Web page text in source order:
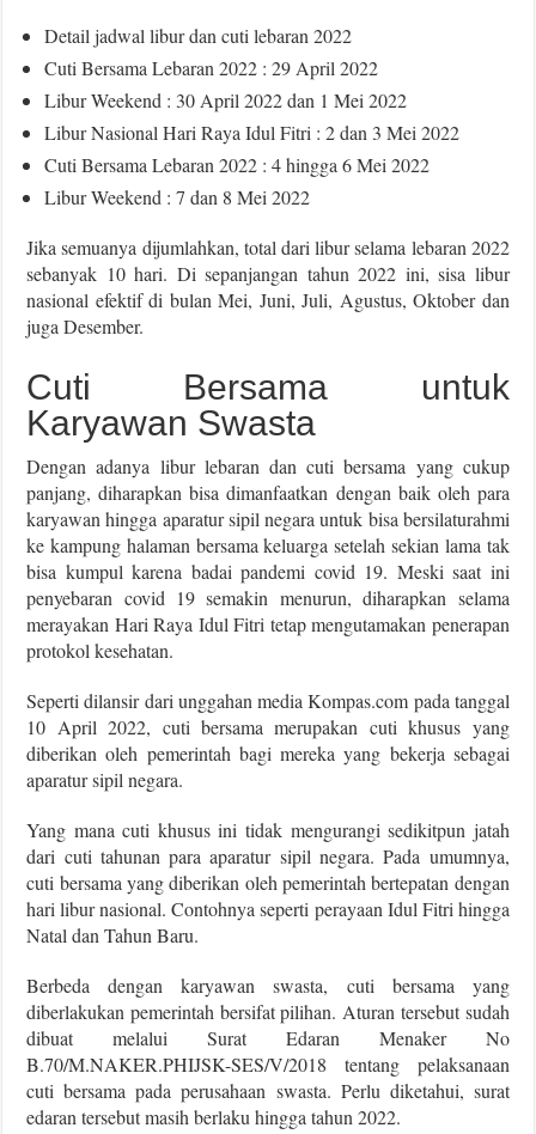
Detail jadwal libur dan cuti lebaran 2022
Cuti Bersama Lebaran 2022 : 29 April 2022
Libur Weekend : 30 April 2022 dan 1 Mei 2022
Libur Nasional Hari Raya Idul Fitri : 2 dan 3 Mei 2022
Cuti Bersama Lebaran 2022 : 4 hingga 6 Mei 2022
Libur Weekend : 7 dan 8 Mei 2022
Jika semuanya dijumlahkan, total dari libur selama lebaran 2022
sebanyak 10 hari. Di sepanjangan tahun 2022 ini, sisa libur
nasional efektif di bulan Mei, Juni, Juli, Agustus, Oktober dan
juga Desember.
Cuti Bersama untuk
Karyawan Swasta
Dengan adanya libur lebaran dan cuti bersama yang cukup
panjang, diharapkan bisa dimanfaatkan dengan baik oleh para
karyawan hingga aparatur sipil negara untuk bisa bersilaturahmi
ke kampung halaman bersama keluarga setelah sekian lama tak
bisa kumpul karena badai pandemi covid 19. Meski saat ini
penyebaran covid 19 semakin menurun, diharapkan selama
merayakan Hari Raya Idul Fitri tetap mengutamakan penerapan
protokol kesehatan.
Seperti dilansir dari unggahan media Kompas.com pada tanggal
10 April 2022, cuti bersama merupakan cuti khusus yang
diberikan oleh pemerintah bagi mereka yang bekerja sebagai
aparatur sipil negara.
Yang mana cuti khusus ini tidak mengurangi sedikitpun jatah
dari cuti tahunan para aparatur sipil negara. Pada umumnya,
cuti bersama yang diberikan oleh pemerintah bertepatan dengan
hari libur nasional. Contohnya seperti perayaan Idul Fitri hingga
Natal dan Tahun Baru.
Berbeda dengan karyawan swasta, cuti bersama yang
diberlakukan pemerintah bersifat pilihan. Aturan tersebut sudah
dibuat melalui Surat Edaran Menaker No
B.70/M.NAKER.PHIJSK-SES/V/2018 tentang pelaksanaan
cuti bersama pada perusahaan swasta. Perlu diketahui, surat
edaran tersebut masih berlaku hingga tahun 2022.